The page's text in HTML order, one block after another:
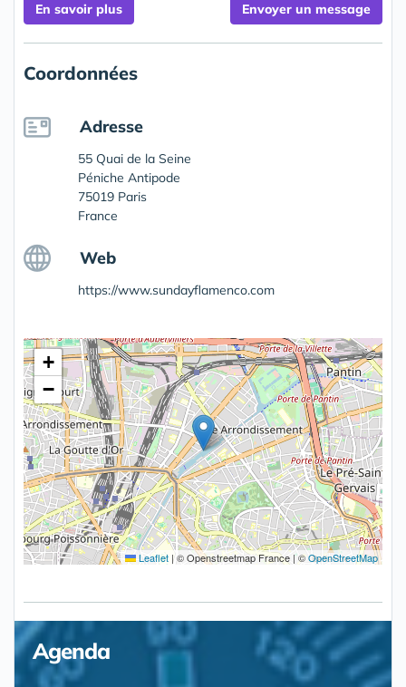
Envoyer un message
En savoir plus
Coordonnées
Adresse
55 Quai de la Seine
Péniche Antipode
75019 Paris
France
Web
https://www.sundayflamenco.com
+
−
Leaflet |© Openstreetmap France | ©OpenStreetMap
Agenda